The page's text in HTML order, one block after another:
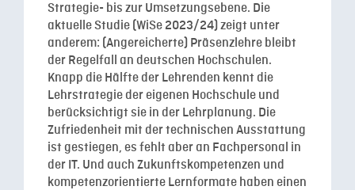
Strategie- bis zur Umsetzungsebene. Die
aktuelle Studie (WiSe 2023/24) zeigt unter
anderem: (Angereicherte) Präsenzlehre bleibt
der Regelfall an deutschen Hochschulen.
Knapp die Hälfte der Lehrenden kennt die
Lehrstrategie der eigenen Hochschule und
berücksichtigt sie in der Lehrplanung. Die
Zufriedenheit mit der technischen Ausstattung
ist gestiegen, es fehlt aber an Fachpersonal in
der IT. Und auch Zukunftskompetenzen und
kompetenzorientierte Lernformate haben einen